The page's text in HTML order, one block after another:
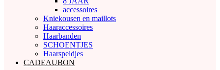
accessoires
Kniekousen en maillots
Haaraccessoires
Haarbanden
SCHOENTJES
Haarspeldjes
CADEAUBON